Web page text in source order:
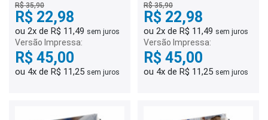
R$ 35,90
R$ 22,98
ou 2x de R$ 11,49 sem juros
Versão Impressa:
R$ 45,00
ou 4x de R$ 11,25 sem juros
R$ 35,90
R$ 22,98
ou 2x de R$ 11,49 sem juros
Versão Impressa:
R$ 45,00
ou 4x de R$ 11,25 sem juros